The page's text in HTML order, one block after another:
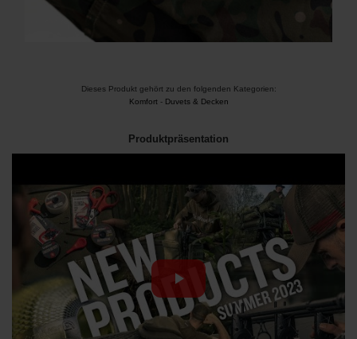
Dieses Produkt gehört zu den folgenden Kategorien:
Komfort- Duvets & Decken
Produktpräsentation